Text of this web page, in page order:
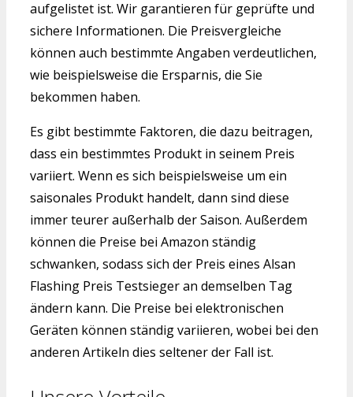
aufgelistet ist. Wir garantieren für geprüfte und
sichere Informationen. Die Preisvergleiche
können auch bestimmte Angaben verdeutlichen,
wie beispielsweise die Ersparnis, die Sie
bekommen haben.
Es gibt bestimmte Faktoren, die dazu beitragen,
dass ein bestimmtes Produkt in seinem Preis
variiert. Wenn es sich beispielsweise um ein
saisonales Produkt handelt, dann sind diese
immer teurer außerhalb der Saison. Außerdem
können die Preise bei Amazon ständig
schwanken, sodass sich der Preis eines Alsan
Flashing Preis Testsieger an demselben Tag
ändern kann. Die Preise bei elektronischen
Geräten können ständig variieren, wobei bei den
anderen Artikeln dies seltener der Fall ist.